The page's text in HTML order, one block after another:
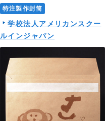
特注製作封筒
学校法人アメリカンスクー
ルインジャパン